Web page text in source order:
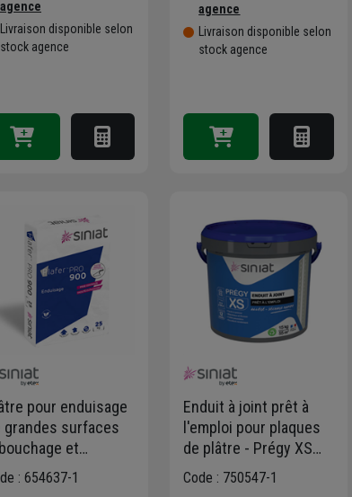
agence
Livraison disponible selon
stock agence
agence
Livraison disponible selon
stock agence
pour enduisage
grandes surfaces
et
- Plafer Pro
: 654637-1
Enduit à joint prêt à
l'emploi pour plaques
de plâtre - Prégy XS
Siniat - allégé et
Code : 750547-1